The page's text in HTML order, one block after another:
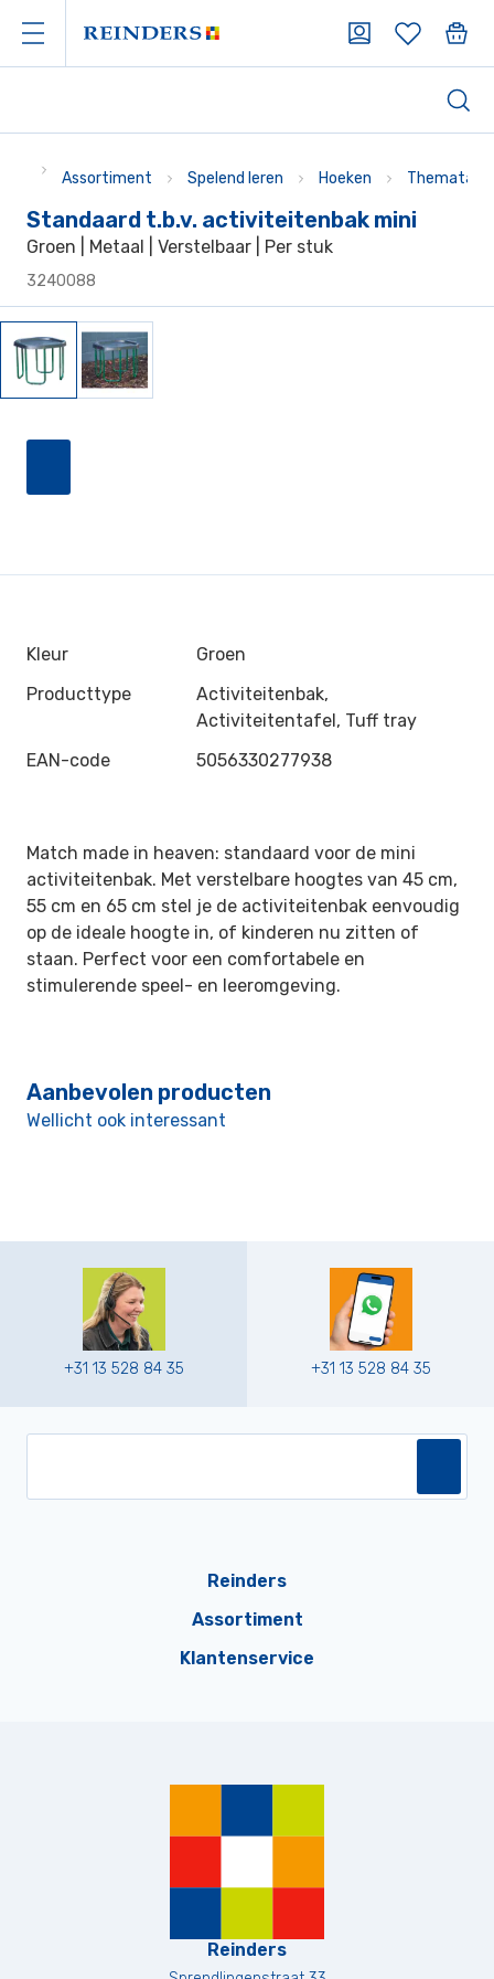
Assortiment Spelend leren Hoeken
Standaard t.b.v. activiteitenbak mini
Groen | Metaal | Verstelbaar | Per stuk
3240088
Kleur
Groen
Producttype
Activiteitenbak,
Activiteitentafel, Tuff tray
EAN-code
5056330277938
Match made in heaven: standaard voor de mini
activiteitenbak. Met verstelbare hoogtes van 45 cm,
55 cm en 65 cm stel je de activiteitenbak eenvoudig
op de ideale hoogte in, of kinderen nu zitten of
staan. Perfect voor een comfortabele en
stimulerende speel- en leeromgeving.
Aanbevolen producten
Wellicht ook interessant
+31 13 528 84 35 +31 13 528 84 35
Reinders
Assortiment
Klantenservice
Reinders